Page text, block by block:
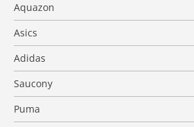
Aquazon
Asics
Adidas
Saucony
Puma